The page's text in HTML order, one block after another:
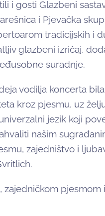
i gosti Glazbeni
i Pjevačka
tradicijskih i
glazbeni izričaj,
suradnje.
vodilja koncerta
kroz pjesmu, uz
jezik koji
našim
zajedništvo i
zajedničkom